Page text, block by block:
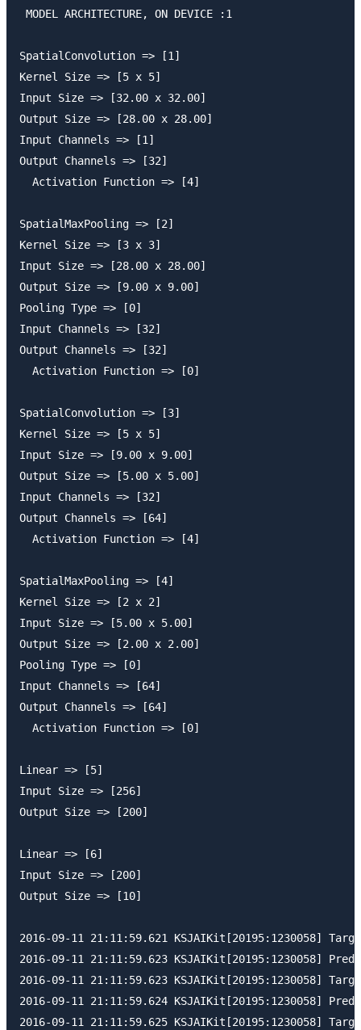
MODEL ARCHITECTURE, ON DEVICE :1
SpatialConvolution => [1]
Kernel Size => [5 x 5]
Input Size => [32.00 x 32.00]
Output Size => [28.00 x 28.00]
Input Channels => [1]
Output Channels => [32]
  Activation Function => [4]
SpatialMaxPooling => [2]
Kernel Size => [3 x 3]
Input Size => [28.00 x 28.00]
Output Size => [9.00 x 9.00]
Pooling Type => [0]
Input Channels => [32]
Output Channels => [32]
  Activation Function => [0]
SpatialConvolution => [3]
Kernel Size => [5 x 5]
Input Size => [9.00 x 9.00]
Output Size => [5.00 x 5.00]
Input Channels => [32]
Output Channels => [64]
  Activation Function => [4]
SpatialMaxPooling => [4]
Kernel Size => [2 x 2]
Input Size => [5.00 x 5.00]
Output Size => [2.00 x 2.00]
Pooling Type => [0]
Input Channels => [64]
Output Channels => [64]
  Activation Function => [0]
Linear => [5]
Input Size => [256]
Output Size => [200]
Linear => [6]
Input Size => [200]
Output Size => [10]
2016-09-11 21:11:59.621 KSJAIKit[20195:1230058]
2016-09-11 21:11:59.623 KSJAIKit[20195:1230058]
2016-09-11 21:11:59.623 KSJAIKit[20195:1230058]
2016-09-11 21:11:59.624 KSJAIKit[20195:1230058]
2016-09-11 21:11:59.625 KSJAIKit[20195:1230058]